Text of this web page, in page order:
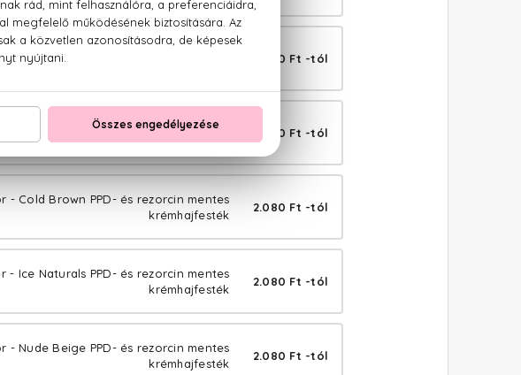
- Pure Sand PPD- és rezorcin mentes
2.080 Ft -tól
- Pure Blond PPD- és rezorcin mentes
krémhajfesték
2.080 Ft -tól
- Cold Brown PPD- és rezorcin mentes
krémhajfesték
2.080 Ft -tól
- Ice Naturals PPD- és rezorcin mentes
krémhajfesték
2.080 Ft -tól
- Nude Beige PPD- és rezorcin mentes
krémhajfesték
2.080 Ft -tól